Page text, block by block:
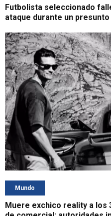
Futbolista seleccionado
ataque durante un
Mundo
Muere exchico reality a los